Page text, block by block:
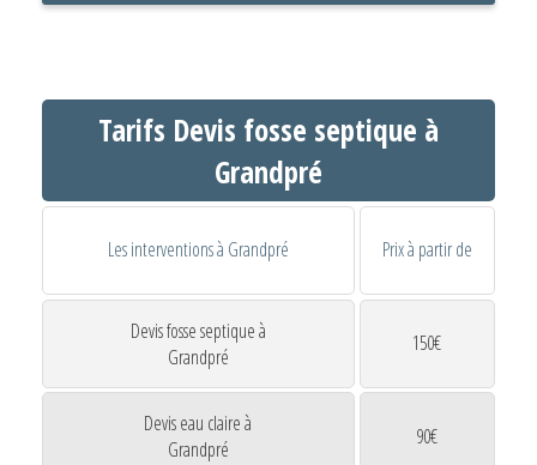
Tarifs Devis fosse septique à
Grandpré
Les interventions à Grandpré Prix à partir de
Devis fosse septique à
Grandpré
150€
Devis eau claire à
Grandpré
90€